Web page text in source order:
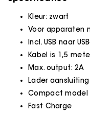
Kleur: zwart
Voor apparaten
Incl. USB naar
Kabel is 1,5
Max. output: 2A
Lader
Compact model
Fast Charge